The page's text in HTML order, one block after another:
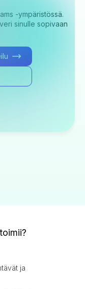
-ympäristössä.
sinulle sopivaan
ja